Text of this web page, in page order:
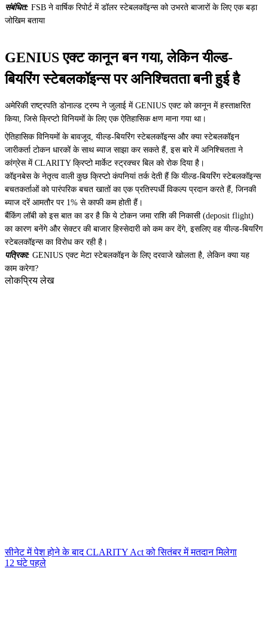
संबंधित: FSB ने वार्षिक रिपोर्ट में डॉलर स्टेबलकॉइन्स को उभरते बाजारों के लिए एक बड़ा
जोखिम बताया
GENIUS एक्ट कानून बन गया, लेकिन यील्ड-
बियरिंग स्टेबलकॉइन्स पर अनिश्चितता बनी हुई है
अमेरिकी राष्ट्रपति डोनाल्ड ट्रम्प ने जुलाई में GENIUS एक्ट को कानून में हस्ताक्षरित
किया, जिसे क्रिप्टो विनियमों के लिए एक ऐतिहासिक क्षण माना गया था।
ऐतिहासिक विनियमों के बावजूद, यील्ड-बियरिंग स्टेबलकॉइन्स और क्या स्टेबलकॉइन
जारीकर्ता टोकन धारकों के साथ ब्याज साझा कर सकते हैं, इस बारे में अनिश्चितता ने
कांग्रेस में CLARITY क्रिप्टो मार्केट स्ट्रक्चर बिल को रोक दिया है।
कॉइनबेस के नेतृत्व वाली कुछ क्रिप्टो कंपनियां तर्क देती हैं कि यील्ड-बियरिंग स्टेबलकॉइन्स
बचतकर्ताओं को पारंपरिक बचत खातों का एक प्रतिस्पर्धी विकल्प प्रदान करते हैं, जिनकी
ब्याज दरें आमतौर पर 1% से काफी कम होती हैं।
बैंकिंग लॉबी को इस बात का डर है कि ये टोकन जमा राशि की निकासी (deposit flight)
का कारण बनेंगे और सेक्टर की बाजार हिस्सेदारी को कम कर देंगे, इसलिए वह यील्ड-बियरिंग
स्टेबलकॉइन्स का विरोध कर रही है।
पत्रिका: GENIUS एक्ट मेटा स्टेबलकॉइन के लिए दरवाजे खोलता है, लेकिन क्या यह
काम करेगा?
लोकप्रिय लेख
सीनेट में पेश होने के बाद CLARITY Act को सितंबर में मतदान मिलेगा
12 घंटे पहले